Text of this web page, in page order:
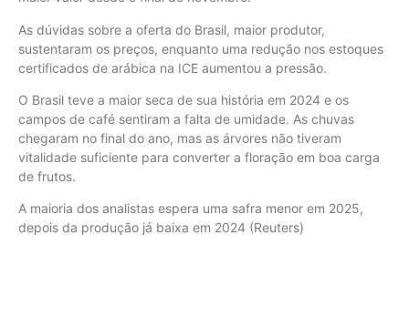
As dúvidas sobre a oferta do Brasil, maior produtor,
sustentaram os preços, enquanto uma redução nos estoques
certificados de arábica na ICE aumentou a pressão.
O Brasil teve a maior seca de sua história em 2024 e os
campos de café sentiram a falta de umidade. As chuvas
chegaram no final do ano, mas as árvores não tiveram
vitalidade suficiente para converter a floração em boa carga
de frutos.
A maioria dos analistas espera uma safra menor em 2025,
depois da produção já baixa em 2024 (Reuters)